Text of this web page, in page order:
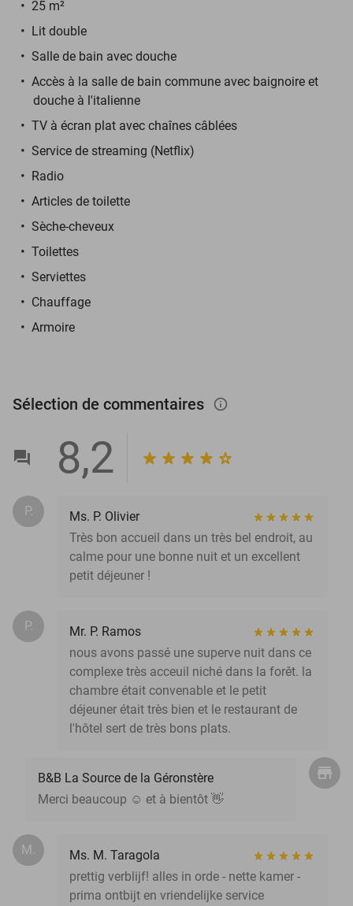
25 m²
Lit double
Salle de bain avec douche
Accès à la salle de bain commune avec baignoire et
douche à l'italienne
TV à écran plat avec chaînes câblées
Service de streaming (Netflix)
Radio
Articles de toilette
Sèche-cheveux
Toilettes
Serviettes
Chauffage
Armoire
Sélection de commentaires info_outlined
8,2
P.
Ms. P. Olivier
Très bon accueil dans un très bel endroit, au
calme pour une bonne nuit et un excellent
petit déjeuner !
P.
Mr. P. Ramos
nous avons passé une superve nuit dans ce
complexe très acceuil niché dans la forêt. la
chambre était convenable et le petit
déjeuner était très bien et le restaurant de
l'hôtel sert de très bons plats.
B&B La Source de la Géronstère
Merci beaucoup ☺️ et à bientôt 👋
M.
Ms. M. Taragola
prettig verblijf! alles in orde - nette kamer -
prima ontbijt en vriendelijke service